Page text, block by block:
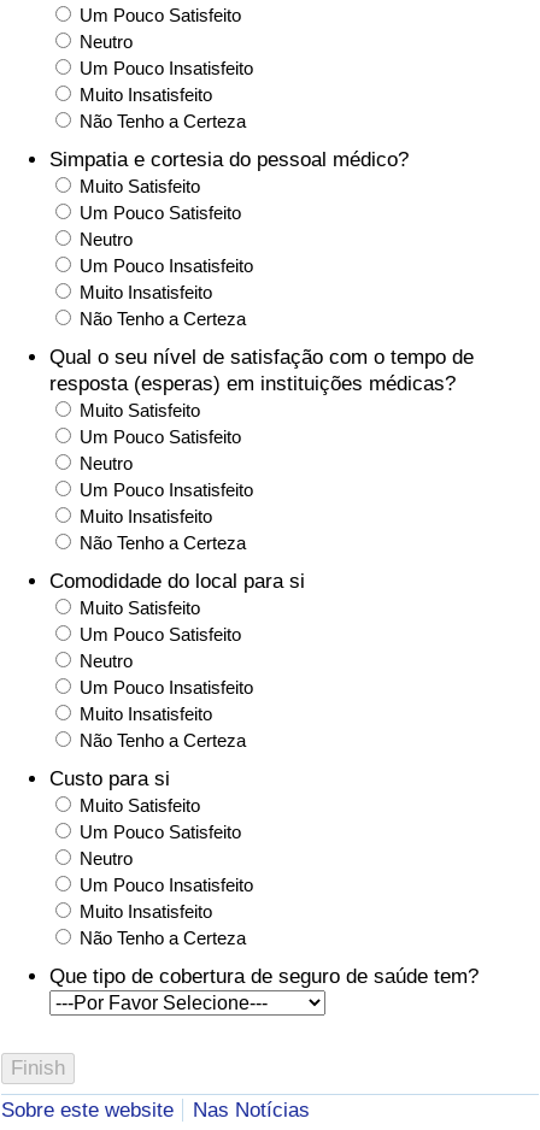
Um Pouco Satisfeito
Neutro
Um Pouco Insatisfeito
Muito Insatisfeito
Não Tenho a Certeza
Simpatia e cortesia do pessoal médico?
Muito Satisfeito
Um Pouco Satisfeito
Neutro
Um Pouco Insatisfeito
Muito Insatisfeito
Não Tenho a Certeza
Qual o seu nível de satisfação com o tempo de
resposta (esperas) em instituições médicas?
Muito Satisfeito
Um Pouco Satisfeito
Neutro
Um Pouco Insatisfeito
Muito Insatisfeito
Não Tenho a Certeza
Comodidade do local para si
Muito Satisfeito
Um Pouco Satisfeito
Neutro
Um Pouco Insatisfeito
Muito Insatisfeito
Não Tenho a Certeza
Custo para si
Muito Satisfeito
Um Pouco Satisfeito
Neutro
Um Pouco Insatisfeito
Muito Insatisfeito
Não Tenho a Certeza
Que tipo de cobertura de seguro de saúde tem?
Sobre este website Nas Notícias
Trânsito
Indicador de Trânsito
Indicador de Trânsito (Atual)
Indicador de Trânsito por País